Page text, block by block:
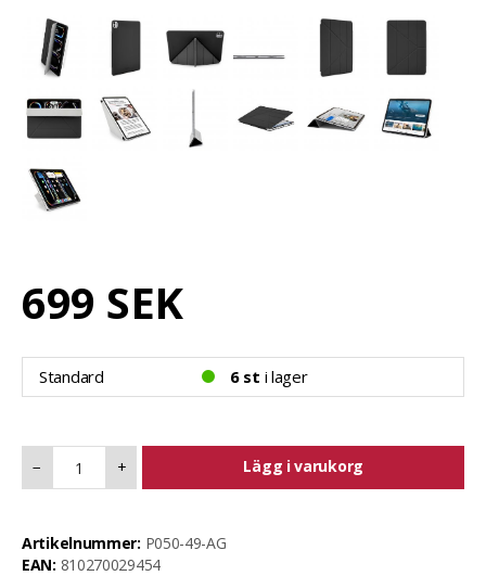
699 SEK
Standard 6 st i lager
− + Lägg i varukorg
Artikelnummer: P050-49-AG
EAN: 810270029454